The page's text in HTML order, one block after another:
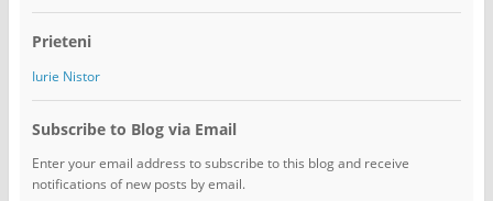
Prieteni
Iurie Nistor
Subscribe to Blog via Email
Enter your email address to subscribe to this blog and receive
notifications of new posts by email.